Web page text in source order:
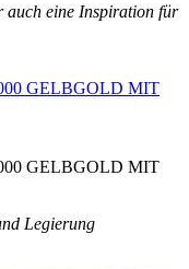
auch eine Inspiration für
GELBGOLD MIT
GELBGOLD MIT
Legierung